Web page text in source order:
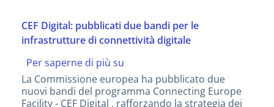
CEF Digital: pubblicati due bandi per le
infrastrutture di connettività digitale
Per saperne di più su
Digital:
pubblicati
due
La Commissione europea ha pubblicato due
nuovi bandi del programma Connecting Europe
Facility - CEF Digital , rafforzando la strategia dei